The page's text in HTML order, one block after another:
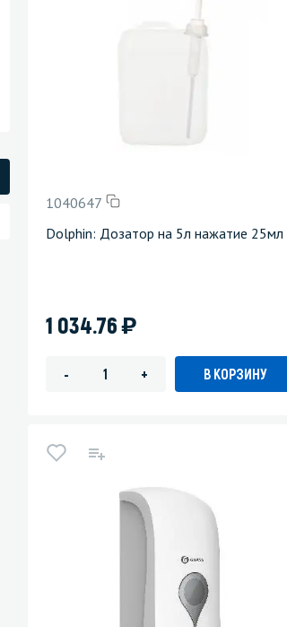
1040647
Dolphin: Дозатор на 5л нажатие 25мл
1 034.76)
- + В КОРЗИНУ